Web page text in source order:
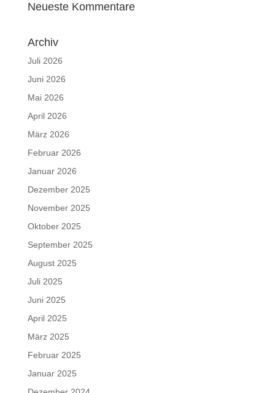
Neueste Kommentare
Archiv
Juli 2026
Juni 2026
Mai 2026
April 2026
März 2026
Februar 2026
Januar 2026
Dezember 2025
November 2025
Oktober 2025
September 2025
August 2025
Juli 2025
Juni 2025
April 2025
März 2025
Februar 2025
Januar 2025